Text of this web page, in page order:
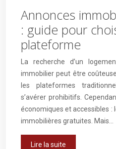
Annonces
: guide pour
plateforme
La recherche d’un
immobilier peut être
les plateformes
s’avérer prohibitifs.
économiques et accessibles :
immobilières gratuites. Mais…
Lire la suite